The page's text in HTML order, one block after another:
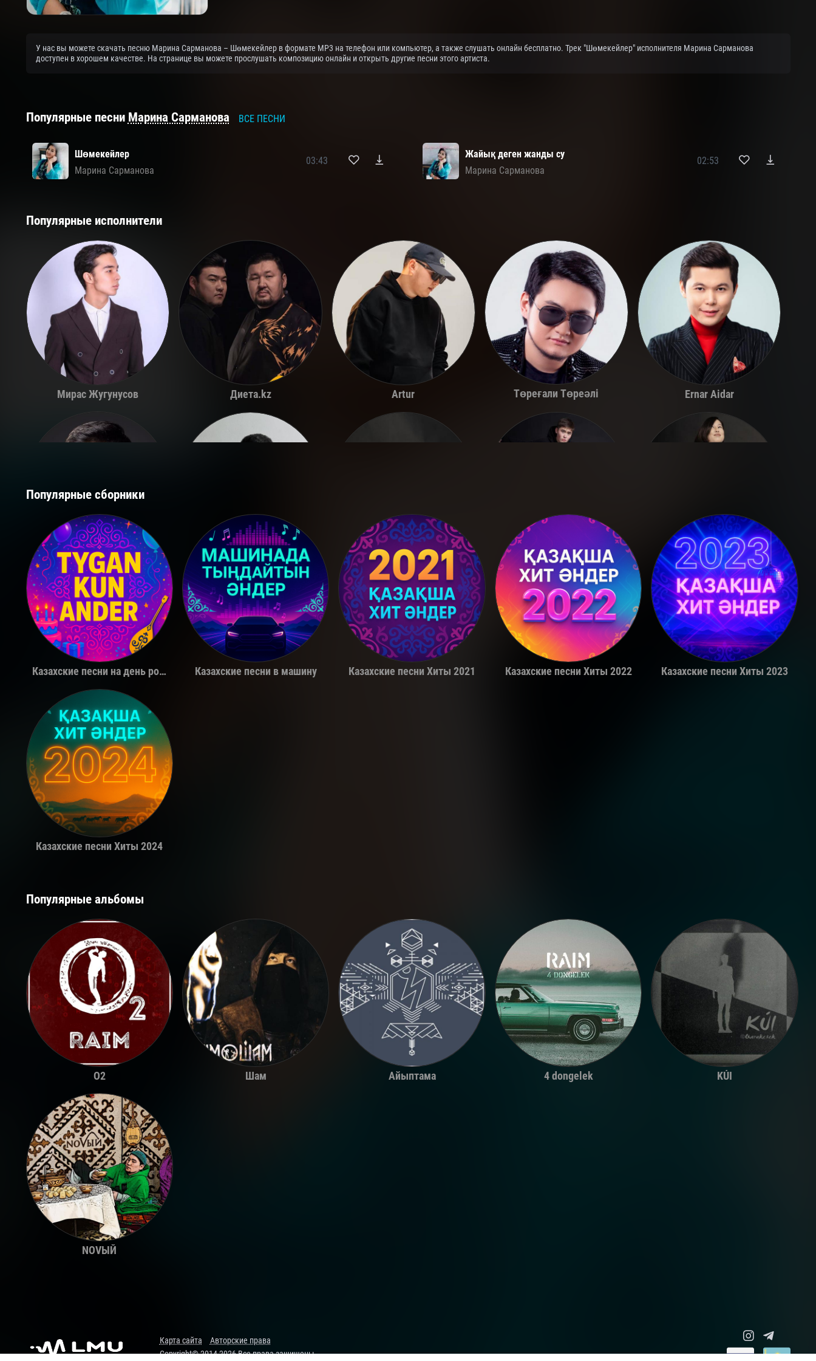
У нас вы можете скачать песню Марина Сарманова – Шөмекейлер в формате MP3 на телефон или компьютер, а также слушать онлайн бесплатно. Трек "Шөмекейлер" исполнителя Марина Сарманова
доступен в хорошем качестве. На странице вы можете прослушать композицию онлайн и открыть другие песни этого артиста.
Популярные песни Марина Сарманова ВСЕ ПЕСНИ
Шөмекейлер
Марина Сарманова
03:43
Жайық деген жанды су
Марина Сарманова
02:53
Популярные исполнители
Мирас Жугунусов Диета.kz Artur Төреғали Төреәлі Ernar Aidar
Қуандық Рахым The Limba Miko Adil Alina Gerc
Популярные сборники
Казахские песни на день рождения Казахские песни в машину Казахские песни Хиты 2021 Казахские песни Хиты 2022 Казахские песни Хиты 2023
Казахские песни Хиты 2024
Популярные альбомы
O2 Шам Айыптама 4 dongelek KÚI
NOVЫЙ
Карта сайта
Авторские права
Copyright© 2014-2026 Все права защищены.